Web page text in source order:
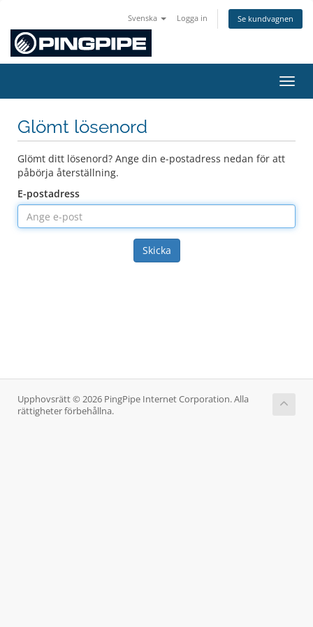
Svenska Logga in Se kundvagnen
Glömt lösenord
Glömt ditt lösenord? Ange din e-postadress nedan för att
påbörja återställning.
E-postadress
Skicka
Upphovsrätt © 2026 PingPipe Internet Corporation. Alla
rättigheter förbehållna.